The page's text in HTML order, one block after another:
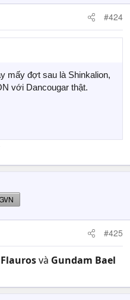
#424
mấy đợt sau là Shinkalion,
với Dancougar thật.
#425
và Gundam Bael